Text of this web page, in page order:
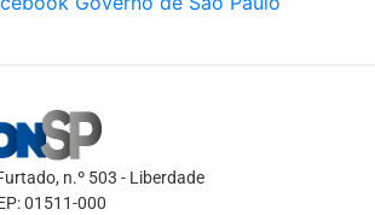
n.º 503 - Liberdade
01511-000